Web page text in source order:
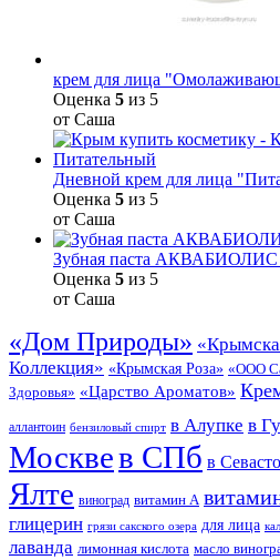
крем для лица
Оценка 5 из 5
от Саша
Дневной крем для лица
Оценка 5 из 5
от Саша
Зубная паста АКВАБИОЛИС
Оценка 5 из 5
от Саша
«Дом Природы»
Коллекция» «Крымская Роза» «ООО
Здоровья» «Царство Ароматов»
аллантоин бензиловый спирт в Алупке в
Москвев СПб в
Ялте виноград витамин А
глицерин грязи сакского озера для лица
лаванда лимонная кислота масло